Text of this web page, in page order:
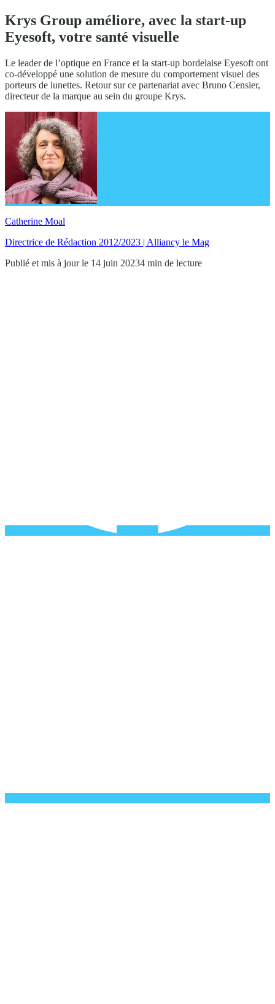
Krys Group améliore, avec la start-up
Eyesoft, votre santé visuelle
Le leader de l’optique en France et la start-up bordelaise Eyesoft ont
co-développé une solution de mesure du comportement visuel des
porteurs de lunettes. Retour sur ce partenariat avec Bruno Censier,
directeur de la marque au sein du groupe Krys.
Catherine Moal
Directrice de Rédaction 2012/2023 | Alliancy le Mag
Publié et mis à jour le 14 juin 20234 min de lecture